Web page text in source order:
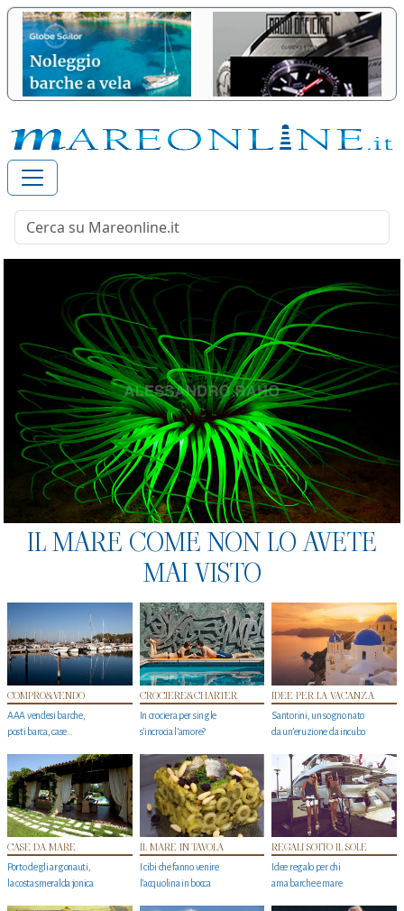
IL MARE COME NON LO AVETE
MAI VISTO
COMPRO&VENDO
AAA vendesi barche,
posti barca, case…
CROCIERE&CHARTER
In crociera per single
s'incrocia l’amore?
IDEE PER LA VACANZA
Santorini, un sogno nato
da un’eruzione da incubo
CASE DA MARE
Porto degli argonauti,
la costa smeralda jonica
IL MARE IN TAVOLA
I cibi che fanno venire
l’acquolina in bocca
REGALI SOTTO IL SOLE
Idee regalo per chi
ama barche e mare